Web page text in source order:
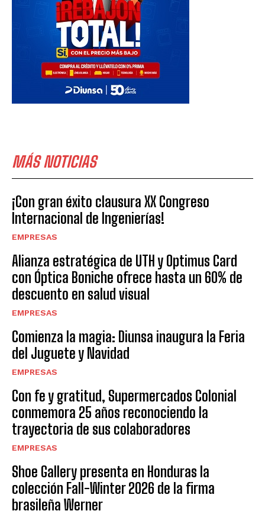
MÁS NOTICIAS
¡Con gran éxito clausura XX Congreso
Internacional de Ingenierías!
EMPRESAS
Alianza estratégica de UTH y Optimus Card
con Óptica Boniche ofrece hasta un 60% de
descuento en salud visual
EMPRESAS
Comienza la magia: Diunsa inaugura la Feria
del Juguete y Navidad
EMPRESAS
Con fe y gratitud, Supermercados Colonial
conmemora 25 años reconociendo la
trayectoria de sus colaboradores
EMPRESAS
Shoe Gallery presenta en Honduras la
colección Fall-Winter 2026 de la firma
brasileña Werner